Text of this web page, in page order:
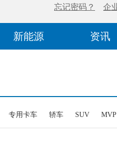
新能源 资讯
专用卡车 轿车 SUV MVP